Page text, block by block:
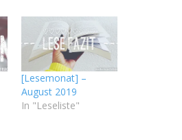
[Lesemonat] –
August 2019
In "Leseliste"